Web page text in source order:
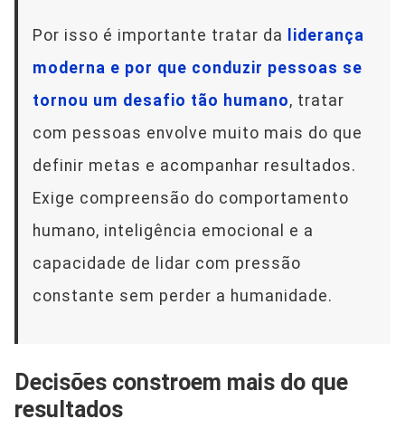
Por isso é importante tratar da
liderança
moderna e por que conduzir pessoas se
tornou um desafio tão humano, tratar
com pessoas envolve muito mais do que
definir metas e acompanhar resultados.
Exige compreensão do comportamento
humano, inteligência emocional e a
capacidade de lidar com pressão
constante sem perder a humanidade.
Decisões constroem mais do que
resultados